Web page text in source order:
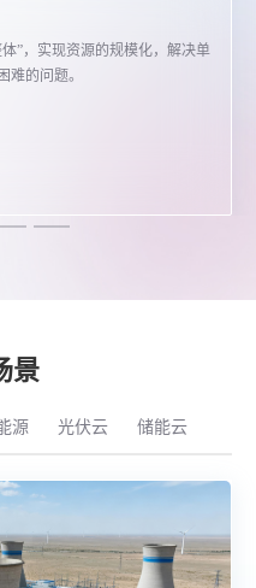
”，实现资源的规模化，解决单
难的问题。
景
源 光伏云 储能云